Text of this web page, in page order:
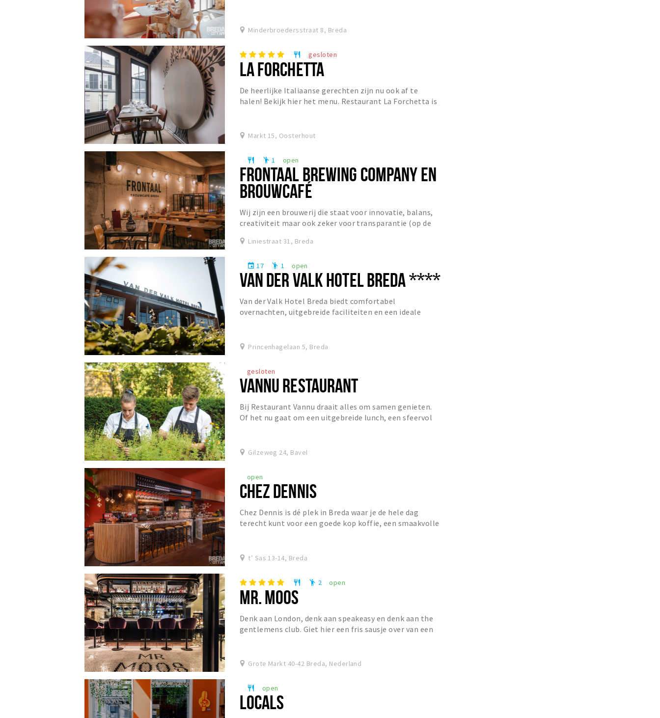
Minderbroedersstraat 8, Breda
restaurant gesloten
LA FORCHETTA
De heerlijke Italiaanse gerechten zijn nu ook af te
halen! Bekijk hier het menu. Restaurant La Forchetta is
Markt 15, Oosterhout
restaurant emoji_people 1 open
FRONTAAL BREWING COMPANY EN
BROUWCAFÉ
Wij zijn een brouwerij die staat voor innovatie, balans,
creativiteit maar ook zeker voor transparantie (op de
Liniestraat 31, Breda
event 17 emoji_people 1 open
VAN DER VALK HOTEL BREDA ****
Van der Valk Hotel Breda biedt comfortabel
overnachten, uitgebreide faciliteiten en een ideale
Princenhagelaan 5, Breda
gesloten
VANNU RESTAURANT
Bij Restaurant Vannu draait alles om samen genieten.
Of het nu gaat om een uitgebreide lunch, een sfeervol
Gilzeweg 24, Bavel
open
CHEZ DENNIS
Chez Dennis is dé plek in Breda waar je de hele dag
terecht kunt voor een goede kop koffie, een smaakvolle
t’ Sas 13-14, Breda
restaurant emoji_people 2 open
MR. MOOS
Denk aan London, denk aan speakeasy en denk aan the
gentlemens club. Giet hier een fris sausje over van een
Grote Markt 40-42 Breda, Nederland
restaurant open
LOCALS